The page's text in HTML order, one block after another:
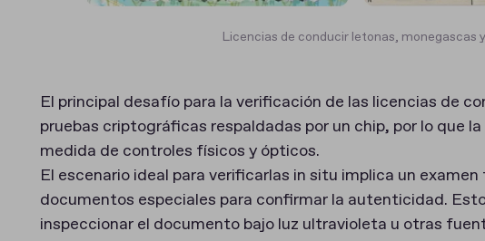
Licencias de conducir letonas, monegascas
El principal desafío para la verificación de las licencias de
pruebas criptográficas respaldadas por un chip, por lo que
medida de controles físicos y ópticos.
El escenario ideal para verificarlas in situ implica un
documentos especiales para confirmar la autenticidad.
inspeccionar el documento bajo luz ultravioleta u otras